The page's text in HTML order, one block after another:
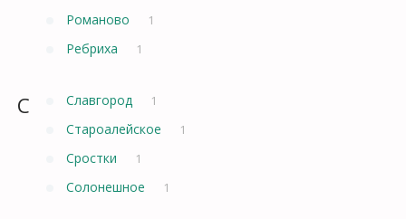
Романово 1
Ребриха 1
С Славгород 1
Староалейское 1
Сростки 1
Солонешное 1